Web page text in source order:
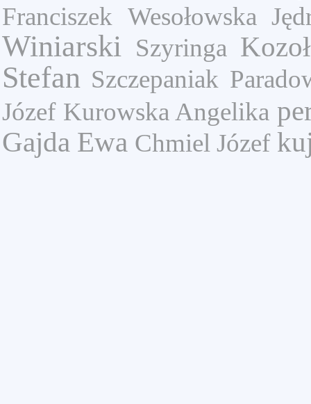
Franciszek Wesołowska
Winiarski Szyringa
Stefan Szczepaniak
Józef Kurowska Angelika
Gajda Ewa Chmiel Józef